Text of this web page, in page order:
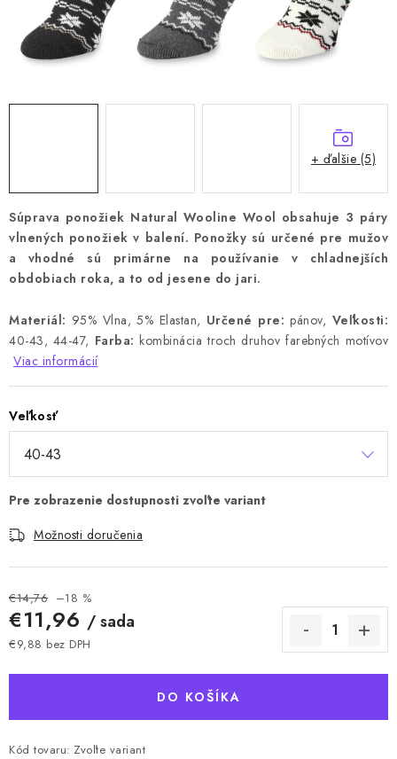
Súprava ponožiek Natural Wooline Wool obsahuje 3 páry
vlnených ponožiek v balení. Ponožky sú určené pre mužov
a vhodné sú primárne na používanie v chladnejších
obdobiach roka, a to od jesene do jari.
Materiál: 95% Vlna, 5% Elastan, Určené pre: pánov, Veľkosti:
40-43, 44-47, Farba: kombinácia troch druhov farebných motívov
Viac informácií
Veľkosť
Možnosti doručenia
€14,76 –18 %
€11,96 / sada
€9,88 bez DPH
DO KOŠÍKA
Kód tovaru: Zvoľte variant
+ ďalšie (5)